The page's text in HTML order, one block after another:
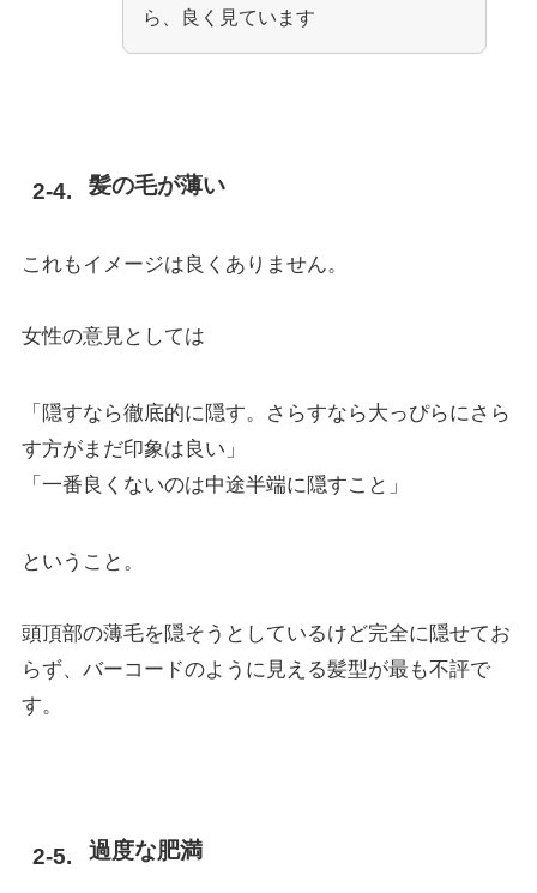
ら、良く見ています
髪の毛が薄い
これもイメージは良くありません。
女性の意見としては
「隠すなら徹底的に隠す。さらすなら大っぴらにさら
す方がまだ印象は良い」
「一番良くないのは中途半端に隠すこと」
ということ。
頭頂部の薄毛を隠そうとしているけど完全に隠せてお
らず、バーコードのように見える髪型が最も不評で
す。
過度な肥満